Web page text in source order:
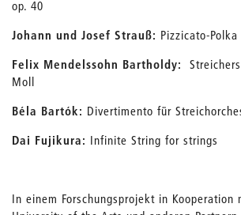
op. 40
Johann und Josef Strauß: Pizzicato-Polka
Felix Mendelssohn Bartholdy:
Moll
Béla Bartók: Divertimento für
Dai Fujikura: Infinite String for strings
In einem Forschungsprojekt in Kooperation